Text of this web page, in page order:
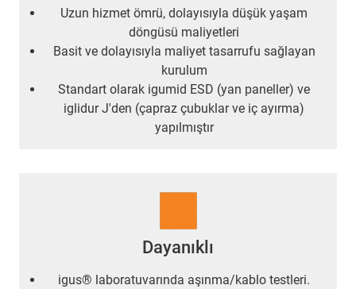
Uzun hizmet ömrü, dolayısıyla düşük yaşam
döngüsü maliyetleri
Basit ve dolayısıyla maliyet tasarrufu sağlayan
kurulum
Standart olarak igumid ESD (yan paneller) ve
iglidur J'den (çapraz çubuklar ve iç ayırma)
yapılmıştır
Dayanıklı
igus® laboratuvarında aşınma/kablo testleri.